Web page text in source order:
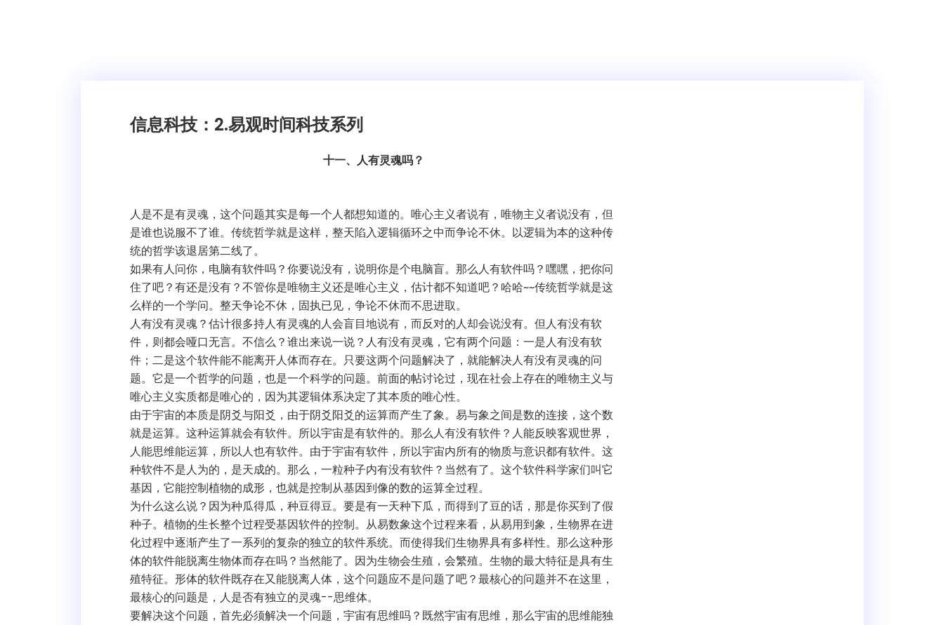
信息科技： 2.易观时间科技系列
十一、人有灵魂吗？
人是不是有灵魂，这个问题其实是每一个人都想知道的。唯心主义者说有，唯物主义者说没有，但
是谁也说服不了谁。传统哲学就是这样，整天陷入逻辑循环之中而争论不休。以逻辑为本的这种传
统的哲学该退居第二线了。
如果有人问你，电脑有软件吗？你要说没有，说明你是个电脑盲。那么人有软件吗？嘿嘿，把你问
住了吧？有还是没有？不管你是唯物主义还是唯心主义，估计都不知道吧？哈哈~~传统哲学就是这
么样的一个学问。整天争论不休，固执已见，争论不休而不思进取。
人有没有灵魂？估计很多持人有灵魂的人会盲目地说有，而反对的人却会说没有。但人有没有软
件，则都会哑口无言。不信么？谁出来说一说？人有没有灵魂，它有两个问题：一是人有没有软
件；二是这个软件能不能离开人体而存在。只要这两个问题解决了，就能解决人有没有灵魂的问
题。它是一个哲学的问题，也是一个科学的问题。前面的帖讨论过，现在社会上存在的唯物主义与
唯心主义实质都是唯心的，因为其逻辑体系决定了其本质的唯心性。
由于宇宙的本质是阴爻与阳爻，由于阴爻阳爻的运算而产生了象。易与象之间是数的连接，这个数
就是运算。这种运算就会有软件。所以宇宙是有软件的。那么人有没有软件？人能反映客观世界，
人能思维能运算，所以人也有软件。由于宇宙有软件，所以宇宙内所有的物质与意识都有软件。这
种软件不是人为的，是天成的。那么，一粒种子内有没有软件？当然有了。这个软件科学家们叫它
基因，它能控制植物的成形，也就是控制从基因到像的数的运算全过程。
为什么这么说？因为种瓜得瓜，种豆得豆。要是有一天种下瓜，而得到了豆的话，那是你买到了假
种子。植物的生长整个过程受基因软件的控制。从易数象这个过程来看，从易用到象，生物界在进
化过程中逐渐产生了一系列的复杂的独立的软件系统。而使得我们生物界具有多样性。那么这种形
体的软件能脱离生物体而存在吗？当然能了。因为生物会生殖，会繁殖。生物的最大特征是具有生
殖特征。形体的软件既存在又能脱离人体，这个问题应不是问题了吧？最核心的问题并不在这里，
最核心的问题是，人是否有独立的灵魂--思维体。
要解决这个问题，首先必须解决一个问题，宇宙有思维吗？既然宇宙有思维，那么宇宙的思维能独